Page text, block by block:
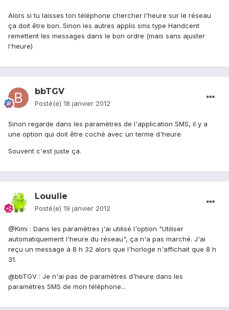
Alors si tu laisses ton téléphone chercher l'heure sur le réseau
ça doit être bon. Sinon les autres applis sms type Handcent
remettent les messages dans le bon ordre (mais sans ajuster
l'heure)
bbTGV
Posté(e) 18 janvier 2012
Sinon regarde dans les paramètres de l'application SMS, il y a
une option qui doit être coché avec un terme d'heure.
Souvent c'est juste ça.
Louulie
Posté(e) 19 janvier 2012
@Kimi : Dans les paramètres j'ai utilisé l'option "Utiliser
automatiquement l'heure du réseau", ça n'a pas marché. J'ai
reçu un message à 8 h 32 alors que l'horloge n'affichait que 8 h
31.
@bbTGV : Je n'ai pas de paramètres d'heure dans les
paramètres SMS de mon téléphone...